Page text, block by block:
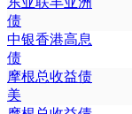
债
中银香港高息
债
摩根总收益债
美